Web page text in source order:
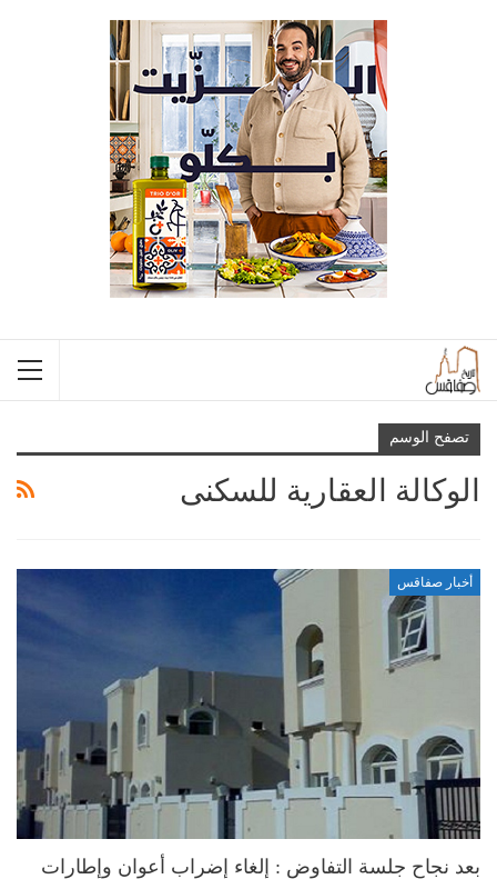
تصفح الوسم
الوكالة العقارية للسكنى
أخبار صفاقس
بعد نجاح جلسة التفاوض : إلغاء إضراب أعوان وإطارات